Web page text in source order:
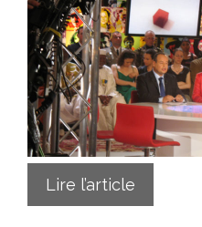
Lire l’article